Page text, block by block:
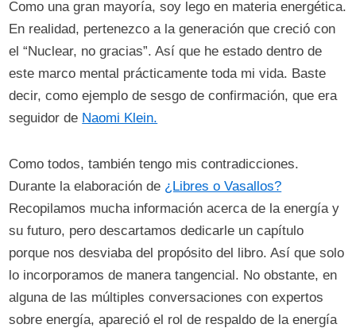
Como una gran mayoría, soy lego en materia energética.
En realidad, pertenezco a la generación que creció con
el “Nuclear, no gracias”. Así que he estado dentro de
este marco mental prácticamente toda mi vida. Baste
decir, como ejemplo de sesgo de confirmación, que era
seguidor de Naomi Klein.
Como todos, también tengo mis contradicciones.
Durante la elaboración de ¿Libres o Vasallos?
Recopilamos mucha información acerca de la energía y
su futuro, pero descartamos dedicarle un capítulo
porque nos desviaba del propósito del libro. Así que solo
lo incorporamos de manera tangencial. No obstante, en
alguna de las múltiples conversaciones con expertos
sobre energía, apareció el rol de respaldo de la energía